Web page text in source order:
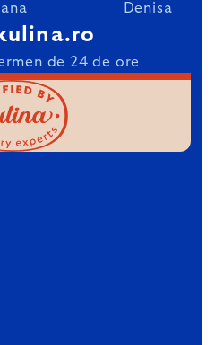
Jana Denisa
de 24 de ore